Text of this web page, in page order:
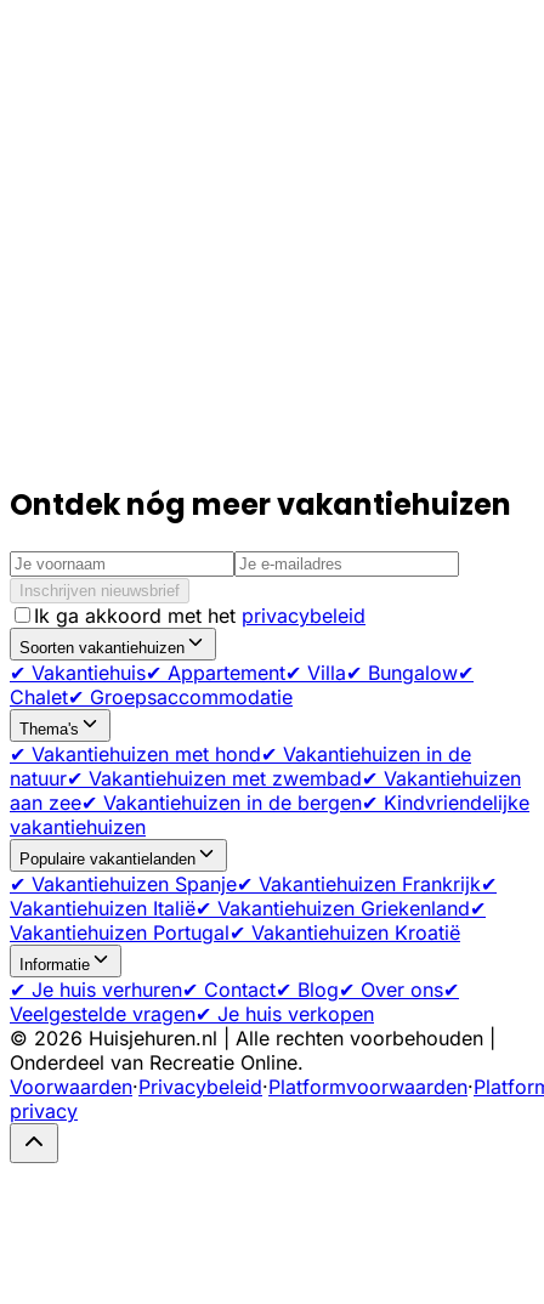
Ontdek nóg meer vakantiehuizen
Inschrijven nieuwsbrief
Ik ga akkoord met het privacybeleid
Soorten vakantiehuizen
✔ Vakantiehuis✔ Appartement✔ Villa✔ Bungalow✔
Chalet✔ Groepsaccommodatie
Thema's
✔ Vakantiehuizen met hond✔ Vakantiehuizen in de
natuur✔ Vakantiehuizen met zwembad✔ Vakantiehuizen
aan zee✔ Vakantiehuizen in de bergen✔ Kindvriendelijke
vakantiehuizen
Populaire vakantielanden
✔ Vakantiehuizen Spanje✔ Vakantiehuizen Frankrijk✔
Vakantiehuizen Italië✔ Vakantiehuizen Griekenland✔
Vakantiehuizen Portugal✔ Vakantiehuizen Kroatië
Informatie
✔ Je huis verhuren✔ Contact✔ Blog✔ Over ons✔
Veelgestelde vragen✔ Je huis verkopen
© 2026 Huisjehuren.nl | Alle rechten voorbehouden |
Onderdeel van Recreatie Online.
Voorwaarden·Privacybeleid·Platformvoorwaarden·
privacy